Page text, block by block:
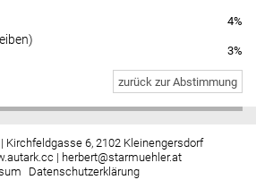
4%
3%
zurück zur Abstimmung
Kirchfeldgasse 6, 2102 Kleinengersdorf
| herbert@starmuehler.at
Datenschutzerklärung